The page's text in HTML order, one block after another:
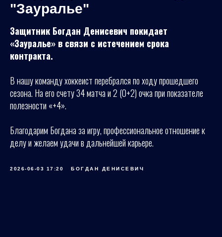
"Зауралье"
Защитник Богдан Денисевич покидает
«Зауралье» в связи с истечением срока
контракта.
В нашу команду хоккеист перебрался по ходу прошедшего
сезона. На его счету 34 матча и 2 (0+2) очка при показателе
полезности «+4».
Благодарим Богдана за игру, профессиональное отношение к
делу и желаем удачи в дальнейшей карьере.
2026-06-03 17:20 БОГДАН ДЕНИСЕВИЧ